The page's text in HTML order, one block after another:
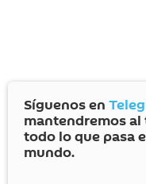
Síguenos en
mantendremos
todo lo que pasa
mundo.